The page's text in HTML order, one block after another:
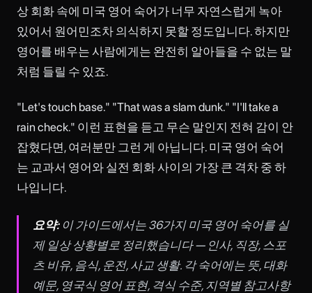
상 회화 속에 미국 영어 숙어가 너무 자연스럽게 녹아
있어서 원어민조차 의식하지 못할 정도입니다. 하지만
영어를 배우는 사람에게는 완전히 알아들을 수 없는 말
처럼 들릴 수 있죠.
"Let's touch base." "That was a slam dunk." "I'll take a
rain check." 이런 표현을 듣고 무슨 말인지 전혀 감이 안
잡혔다면, 여러분만 그런 게 아닙니다. 미국 영어 숙어
는 교과서 영어와 실전 회화 사이의 가장 큰 격차 중 하
나입니다.
요약:이 가이드에서는 36가지 미국 영어 숙어를 실
제 일상 상황별로 정리했습니다 — 인사, 직장, 스포
츠 비유, 음식, 운전, 사교 생활. 각 숙어에는 뜻, 대화
예문, 영국식 영어 표현, 격식 수준, 지역별 참고사항